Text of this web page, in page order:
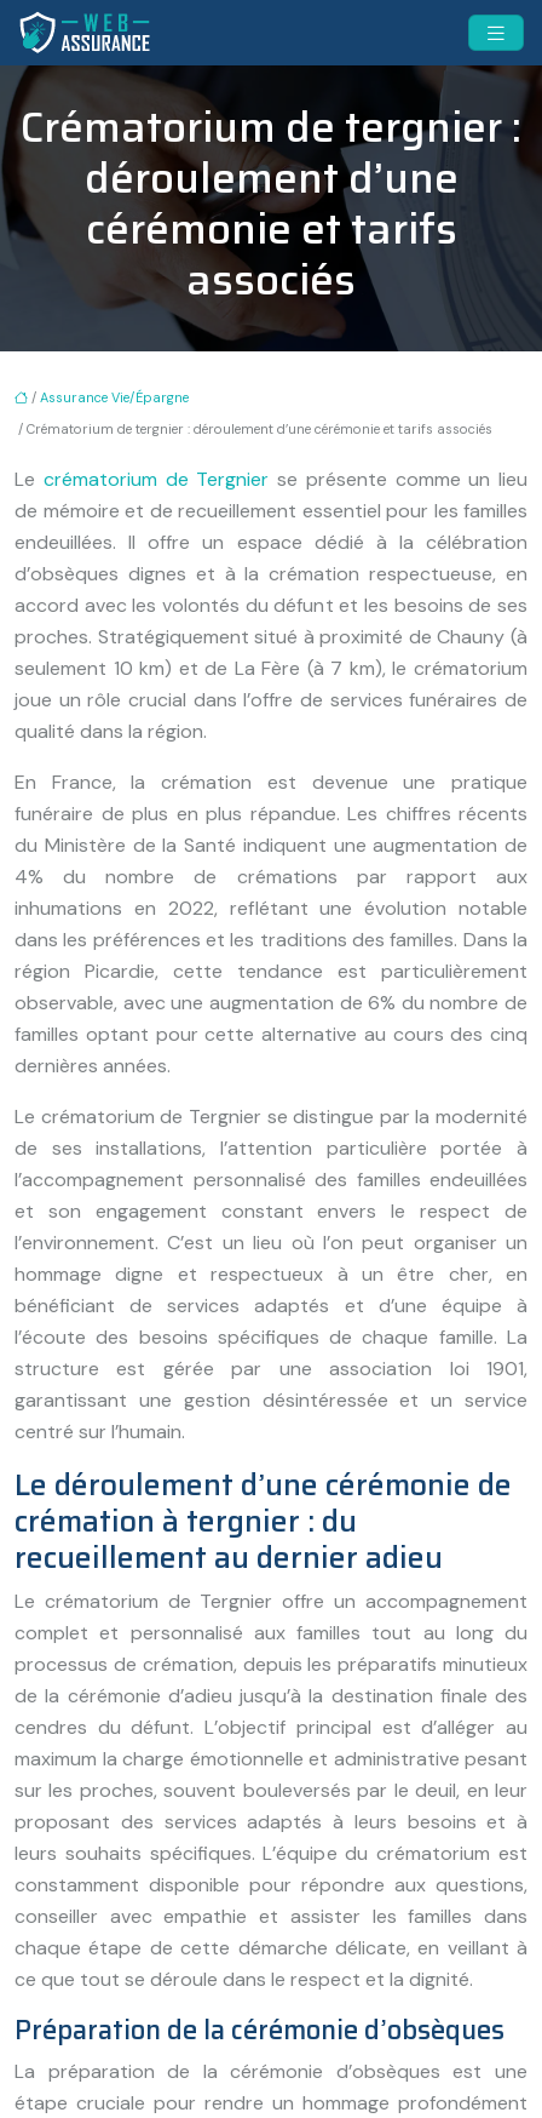
Crématorium de tergnier :
déroulement d’une
cérémonie et tarifs
associés
/ Assurance Vie/Épargne
/ Crématorium de tergnier : déroulement d’une cérémonie et tarifs associés
Le crématorium de Tergnier se présente comme un lieu
de mémoire et de recueillement essentiel pour les familles
endeuillées. Il offre un espace dédié à la célébration
d’obsèques dignes et à la crémation respectueuse, en
accord avec les volontés du défunt et les besoins de ses
proches. Stratégiquement situé à proximité de Chauny (à
seulement 10 km) et de La Fère (à 7 km), le crématorium
joue un rôle crucial dans l’offre de services funéraires de
qualité dans la région.
En France, la crémation est devenue une pratique
funéraire de plus en plus répandue. Les chiffres récents
du Ministère de la Santé indiquent une augmentation de
4% du nombre de crémations par rapport aux
inhumations en 2022, reflétant une évolution notable
dans les préférences et les traditions des familles. Dans la
région Picardie, cette tendance est particulièrement
observable, avec une augmentation de 6% du nombre de
familles optant pour cette alternative au cours des cinq
dernières années.
Le crématorium de Tergnier se distingue par la modernité
de ses installations, l’attention particulière portée à
l’accompagnement personnalisé des familles endeuillées
et son engagement constant envers le respect de
l’environnement. C’est un lieu où l’on peut organiser un
hommage digne et respectueux à un être cher, en
bénéficiant de services adaptés et d’une équipe à
l’écoute des besoins spécifiques de chaque famille. La
structure est gérée par une association loi 1901,
garantissant une gestion désintéressée et un service
centré sur l’humain.
Le déroulement d’une cérémonie de
crémation à tergnier : du
recueillement au dernier adieu
Le crématorium de Tergnier offre un accompagnement
complet et personnalisé aux familles tout au long du
processus de crémation, depuis les préparatifs minutieux
de la cérémonie d’adieu jusqu’à la destination finale des
cendres du défunt. L’objectif principal est d’alléger au
maximum la charge émotionnelle et administrative pesant
sur les proches, souvent bouleversés par le deuil, en leur
proposant des services adaptés à leurs besoins et à
leurs souhaits spécifiques. L’équipe du crématorium est
constamment disponible pour répondre aux questions,
conseiller avec empathie et assister les familles dans
chaque étape de cette démarche délicate, en veillant à
ce que tout se déroule dans le respect et la dignité.
Préparation de la cérémonie d’obsèques
La préparation de la cérémonie d’obsèques est une
étape cruciale pour rendre un hommage profondément